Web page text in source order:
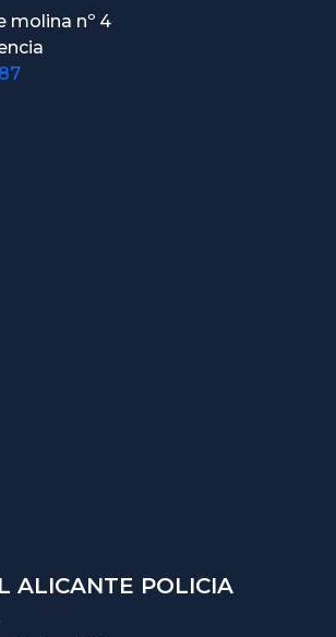
molina nº 4
ALICANTE POLICIA